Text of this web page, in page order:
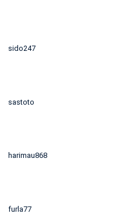
sido247
sastoto
harimau868
furla77